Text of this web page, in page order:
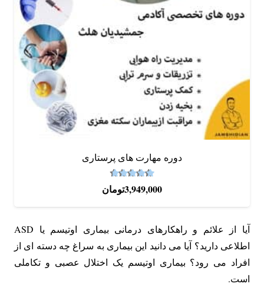
دوره‌ مهارت های پرستاری
از 5 3,949,000تومان
آیا از علائم و راهکارهای درمانی بیماری اوتیسم یا ASD
اطلاعی دارید؟ آیا می دانید این بیماری به سراغ چه دسته ای از
افراد می رود؟ بیماری اوتیسم یک اختلال عصبی و تکاملی
است.